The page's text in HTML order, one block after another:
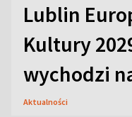
Lublin
Kultury
wychodzi
Aktualności